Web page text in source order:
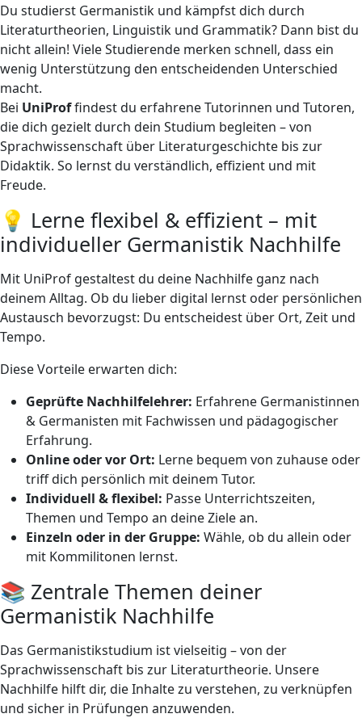
Du studierst Germanistik und kämpfst dich durch
Literaturtheorien, Linguistik und Grammatik? Dann bist du
nicht allein! Viele Studierende merken schnell, dass ein
wenig Unterstützung den entscheidenden Unterschied
macht.
Bei UniProffindest du erfahrene Tutorinnen und Tutoren,
die dich gezielt durch dein Studium begleiten – von
Sprachwissenschaft über Literaturgeschichte bis zur
Didaktik. So lernst du verständlich, effizient und mit
Freude.
💡 Lerne flexibel & effizient – mit
individueller Germanistik Nachhilfe
Mit UniProf gestaltest du deine Nachhilfe ganz nach
deinem Alltag. Ob du lieber digital lernst oder persönlichen
Austausch bevorzugst: Du entscheidest über Ort, Zeit und
Tempo.
Diese Vorteile erwarten dich:
Geprüfte Nachhilfelehrer: Erfahrene Germanistinnen
& Germanisten mit Fachwissen und pädagogischer
Erfahrung.
Online oder vor Ort: Lerne bequem von zuhause oder
triff dich persönlich mit deinem Tutor.
Individuell & flexibel: Passe Unterrichtszeiten,
Themen und Tempo an deine Ziele an.
Einzeln oder in der Gruppe: Wähle, ob du allein oder
mit Kommilitonen lernst.
📚 Zentrale Themen deiner
Germanistik Nachhilfe
Das Germanistikstudium ist vielseitig – von der
Sprachwissenschaft bis zur Literaturtheorie. Unsere
Nachhilfe hilft dir, die Inhalte zu verstehen, zu verknüpfen
und sicher in Prüfungen anzuwenden.